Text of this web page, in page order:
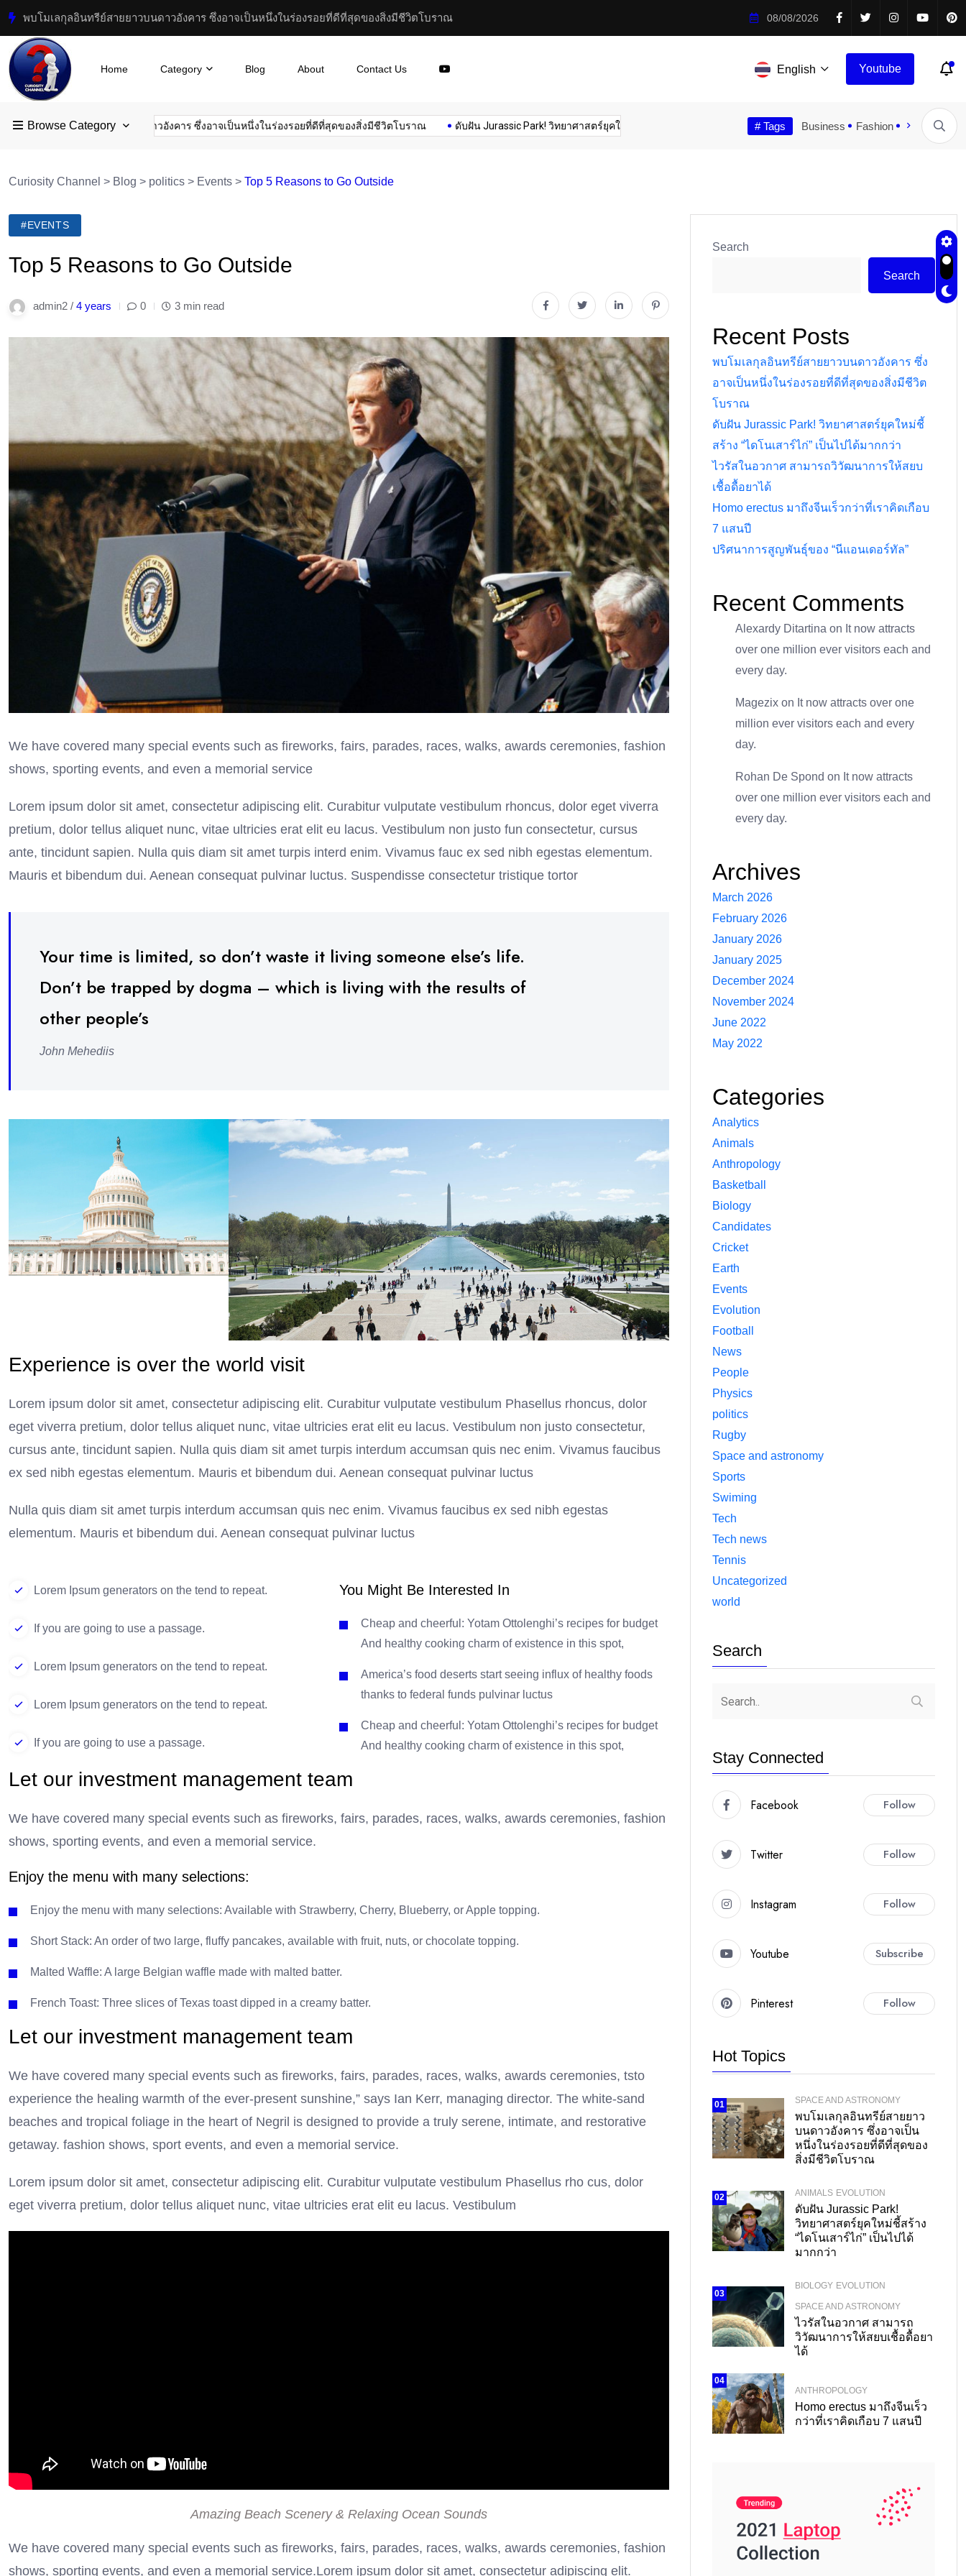
ดับฝัน Jurassic Park! วิทยาศาสตร์ยุคใหม่ชี้สร้าง “ไดโนเสาร์ไก่” เป็นไปได้มากกว่า ไวรัสในอวกาศ สามารถวิวัฒนาการให้สยบเชื้อดื้อยาได้ 08/08/2026
Home Category Blog About Contact Us English Youtube
Browse Category
โมเลกุลอินทรีย์สายยาวบนดาวอังคาร ซึ่งอาจเป็นหนึ่งในร่องรอยที่ดีที่สุดของสิ่งมีชีวิตโบราณ ดับฝัน Jurassic Park! วิทยาศาสตร์ยุคใหม่ชี้สร้าง... ไวรัสในอวกาศ สามารถวิวัฒนาการให้สยบเชื้อดื้อยาได้
# Tags
Music News Politics space Sports Tech Video Business Fashion Feature
Curiosity Channel > Blog > politics > Events > Top 5 Reasons to Go Outside
#EVENTS
Top 5 Reasons to Go Outside
admin2 / 4 years 0 3 min read
We have covered many special events such as fireworks, fairs, parades, races, walks, awards ceremonies, fashion
shows, sporting events, and even a memorial service
Lorem ipsum dolor sit amet, consectetur adipiscing elit. Curabitur vulputate vestibulum rhoncus, dolor eget viverra
pretium, dolor tellus aliquet nunc, vitae ultricies erat elit eu lacus. Vestibulum non justo fun consectetur, cursus
ante, tincidunt sapien. Nulla quis diam sit amet turpis interd enim. Vivamus fauc ex sed nibh egestas elementum.
Mauris et bibendum dui. Aenean consequat pulvinar luctus. Suspendisse consectetur tristique tortor
Your time is limited, so don’t waste it living someone else’s life.
Don’t be trapped by dogma – which is living with the results of
other people’s
John Mehediis
Experience is over the world visit
Lorem ipsum dolor sit amet, consectetur adipiscing elit. Curabitur vulputate vestibulum Phasellus rhoncus, dolor
eget viverra pretium, dolor tellus aliquet nunc, vitae ultricies erat elit eu lacus. Vestibulum non justo consectetur,
cursus ante, tincidunt sapien. Nulla quis diam sit amet turpis interdum accumsan quis nec enim. Vivamus faucibus
ex sed nibh egestas elementum. Mauris et bibendum dui. Aenean consequat pulvinar luctus
Nulla quis diam sit amet turpis interdum accumsan quis nec enim. Vivamus faucibus ex sed nibh egestas
elementum. Mauris et bibendum dui. Aenean consequat pulvinar luctus
Lorem Ipsum generators on the tend to repeat.
If you are going to use a passage.
Lorem Ipsum generators on the tend to repeat.
Lorem Ipsum generators on the tend to repeat.
If you are going to use a passage.
You Might Be Interested In
Cheap and cheerful: Yotam Ottolenghi’s recipes for budget
And healthy cooking charm of existence in this spot,
America’s food deserts start seeing influx of healthy foods
thanks to federal funds pulvinar luctus
Cheap and cheerful: Yotam Ottolenghi’s recipes for budget
And healthy cooking charm of existence in this spot,
Let our investment management team
We have covered many special events such as fireworks, fairs, parades, races, walks, awards ceremonies, fashion
shows, sporting events, and even a memorial service.
Enjoy the menu with many selections:
Enjoy the menu with many selections: Available with Strawberry, Cherry, Blueberry, or Apple topping.
Short Stack: An order of two large, fluffy pancakes, available with fruit, nuts, or chocolate topping.
Malted Waffle: A large Belgian waffle made with malted batter.
French Toast: Three slices of Texas toast dipped in a creamy batter.
Let our investment management team
We have covered many special events such as fireworks, fairs, parades, races, walks, awards ceremonies, tsto
experience the healing warmth of the ever-present sunshine,” says Ian Kerr, managing director. The white-sand
beaches and tropical foliage in the heart of Negril is designed to provide a truly serene, intimate, and restorative
getaway. fashion shows, sport events, and even a memorial service.
Lorem ipsum dolor sit amet, consectetur adipiscing elit. Curabitur vulputate vestibulum Phasellus rho cus, dolor
eget viverra pretium, dolor tellus aliquet nunc, vitae ultricies erat elit eu lacus. Vestibulum
Amazing Beach Scenery & Relaxing Ocean Sounds
We have covered many special events such as fireworks, fairs, parades, races, walks, awards ceremonies, fashion
shows, sporting events, and even a memorial service.Lorem ipsum dolor sit amet, consectetur adipiscing elit.
Search
Search
Recent Posts
พบโมเลกุลอินทรีย์สายยาวบนดาวอังคาร ซึ่ง
อาจเป็นหนึ่งในร่องรอยที่ดีที่สุดของสิ่งมีชีวิต
โบราณ
ดับฝัน Jurassic Park! วิทยาศาสตร์ยุคใหม่ชี้
สร้าง “ไดโนเสาร์ไก่” เป็นไปได้มากกว่า
ไวรัสในอวกาศ สามารถวิวัฒนาการให้สยบ
เชื้อดื้อยาได้
Homo erectus มาถึงจีนเร็วกว่าที่เราคิดเกือบ
7 แสนปี
ปริศนาการสูญพันธุ์ของ “นีแอนเดอร์ทัล”
Recent Comments
Alexardy Ditartina on It now attracts
over one million ever visitors each and
every day.
Magezix on It now attracts over one
million ever visitors each and every
day.
Rohan De Spond on It now attracts
over one million ever visitors each and
every day.
Archives
March 2026
February 2026
January 2026
January 2025
December 2024
November 2024
June 2022
May 2022
Categories
Analytics
Animals
Anthropology
Basketball
Biology
Candidates
Cricket
Earth
Events
Evolution
Football
News
People
Physics
politics
Rugby
Space and astronomy
Sports
Swiming
Tech
Tech news
Tennis
Uncategorized
world
Search
Stay Connected
Facebook Follow
Twitter Follow
Instagram Follow
Youtube Subscribe
Pinterest Follow
Hot Topics
01 SPACE AND ASTRONOMY
พบโมเลกุลอินทรีย์สายยาว
บนดาวอังคาร ซึ่งอาจเป็น
หนึ่งในร่องรอยที่ดีที่สุดของ
สิ่งมีชีวิตโบราณ
02 ANIMALS EVOLUTION
ดับฝัน Jurassic Park!
วิทยาศาสตร์ยุคใหม่ชี้สร้าง
“ไดโนเสาร์ไก่” เป็นไปได้
มากกว่า
03
BIOLOGY EVOLUTION
SPACE AND ASTRONOMY
ไวรัสในอวกาศ สามารถ
วิวัฒนาการให้สยบเชื้อดื้อยา
ได้
04
ANTHROPOLOGY
Homo erectus มาถึงจีนเร็ว
กว่าที่เราคิดเกือบ 7 แสนปี